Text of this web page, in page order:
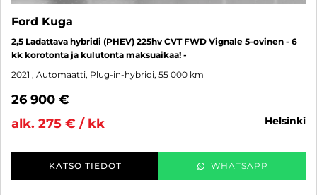
Ford Kuga
2,5 Ladattava hybridi (PHEV) 225hv CVT FWD Vignale 5-ovinen - 6
kk korotonta ja kulutonta maksuaikaa! -
2021 , Automaatti, Plug-in-hybridi, 55 000 km
26 900 €
alk. 275 € / kk
helsinki
KATSO TIEDOT WHATSAPP